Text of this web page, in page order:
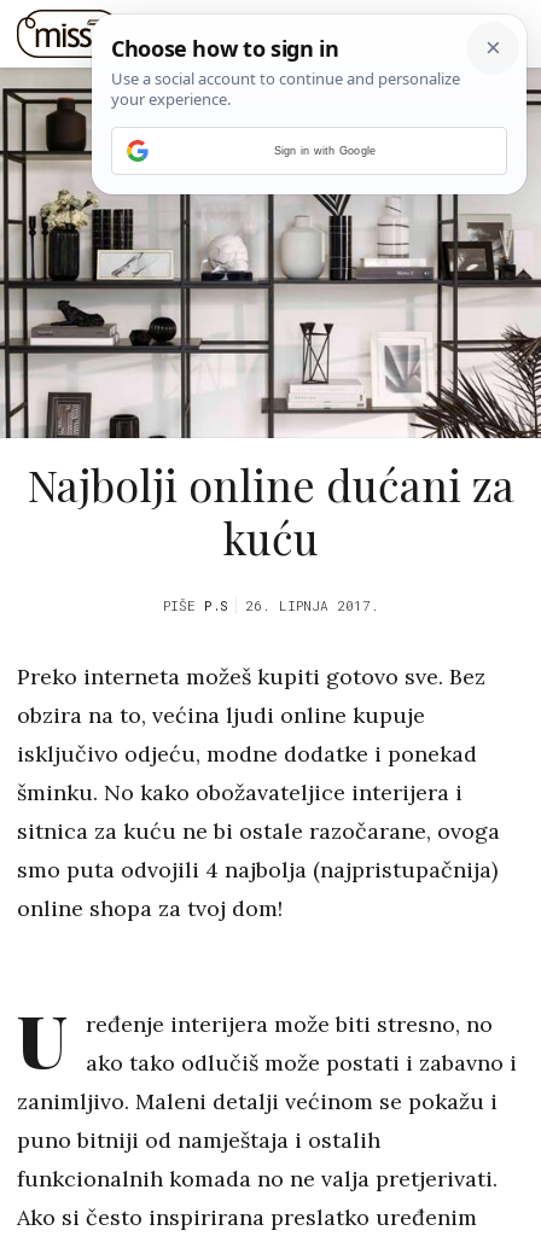
Najbolji online dućani za
kuću
PIŠE P.S 26. LIPNJA 2017.
Preko interneta možeš kupiti gotovo sve. Bez
obzira na to, većina ljudi online kupuje
isključivo odjeću, modne dodatke i ponekad
šminku. No kako obožavateljice interijera i
sitnica za kuću ne bi ostale razočarane, ovoga
smo puta odvojili 4 najbolja (najpristupačnija)
online shopa za tvoj dom!
U
ređenje interijera može biti stresno, no
ako tako odlučiš može postati i zabavno i
zanimljivo. Maleni detalji većinom se pokažu i
puno bitniji od namještaja i ostalih
funkcionalnih komada no ne valja pretjerivati.
Ako si često inspirirana preslatko uređenim
Sign in with Google